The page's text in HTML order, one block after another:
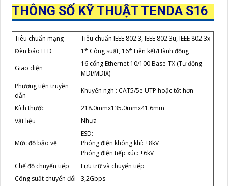
THÔNG SỐ KỸ THUẬT TENDA S16
Tiêu chuẩn mạng
Tiêu chuẩn IEEE 802.3, IEEE 802.3u, IEEE 802.3x
Đèn báo LED
1* Công suất, 16* Liên kết/Hành động
Giao diện
16 cổng Ethernet 10/100 Base-TX (Tự động
MDI/MDIX)
Phương tiện truyền
dẫn
Khuyến nghị: CAT5/5e UTP hoặc tốt hơn
Kích thước
218.0mmx135.0mmx41.6mm
Vật liệu
Nhựa
Mức độ bảo vệ
ESD:
Phóng điện không khí: ±8kV
Phóng điện tiếp xúc: ±6kV
Chế độ chuyển tiếp
Lưu trữ và chuyển tiếp
Công suất chuyển đổi
3,2Gbps